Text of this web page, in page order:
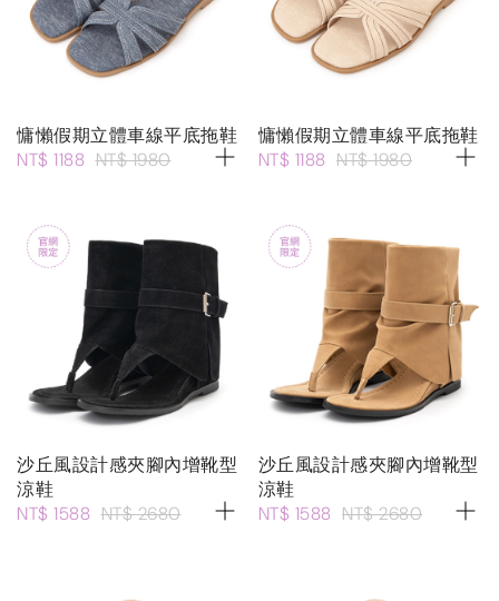
慵懶假期立體車線平底拖鞋
NT$ 1188 NT$ 1980
慵懶假期立體車線平底拖鞋
NT$ 1188 NT$ 1980
沙丘風設計感夾腳內增靴型
涼鞋
NT$ 1588 NT$ 2680
沙丘風設計感夾腳內增靴型
涼鞋
NT$ 1588 NT$ 2680